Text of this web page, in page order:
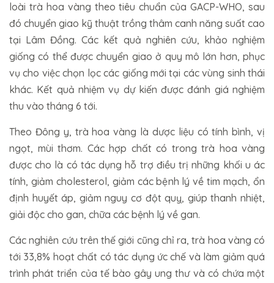
loài trà hoa vàng theo tiêu chuẩn của GACP-WHO, sau
đó chuyển giao kỹ thuật trồng thâm canh năng suất cao
tại Lâm Đồng. Các kết quả nghiên cứu, khảo nghiệm
giống có thể được chuyển giao ở quy mô lớn hơn, phục
vụ cho việc chọn lọc các giống mới tại các vùng sinh thái
khác. Kết quả nhiệm vụ dự kiến được đánh giá nghiệm
thu vào tháng 6 tới.
Theo Đông y, trà hoa vàng là dược liệu có tính bình, vị
ngọt, mùi thơm. Các hợp chất có trong trà hoa vàng
được cho là có tác dụng hỗ trợ điều trị những khối u ác
tính, giảm cholesterol, giảm các bệnh lý về tim mạch, ổn
định huyết áp, giảm nguy cơ đột quỵ, giúp thanh nhiệt,
giải độc cho gan, chữa các bệnh lý về gan.
Các nghiên cứu trên thế giới cũng chỉ ra, trà hoa vàng có
tới 33,8% hoạt chất có tác dụng ức chế và làm giảm quá
trình phát triển của tế bào gây ung thư và có chứa một